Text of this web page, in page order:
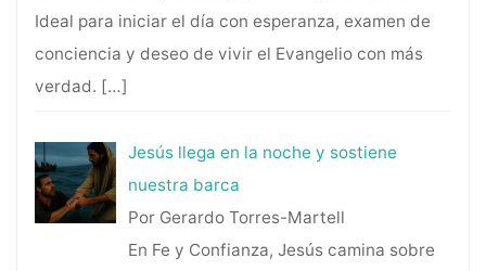
Ideal para iniciar el día con esperanza, examen de
conciencia y deseo de vivir el Evangelio con más
verdad. […]
Jesús llega en la noche y sostiene
nuestra barca
Por Gerardo Torres-Martell
En Fe y Confianza, Jesús camina sobre